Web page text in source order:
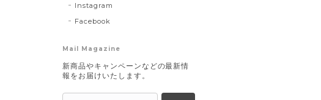
Instagram
Facebook
Mail Magazine
新商品やキャンペーンなどの最新情
報をお届けいたします。